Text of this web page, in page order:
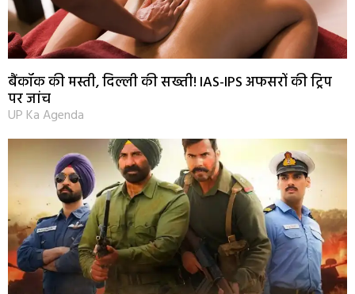
बैंकॉक की मस्ती, दिल्ली की सख्ती! IAS-IPS अफसरों की ट्रिप
पर जांच
UP Ka Agenda